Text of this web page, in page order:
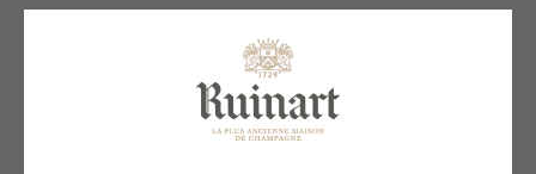
parler aux plantes et aux animaux ou
essayant d’imaginer ce qu’ils
peuvent dire ou faire. L’écoute, la